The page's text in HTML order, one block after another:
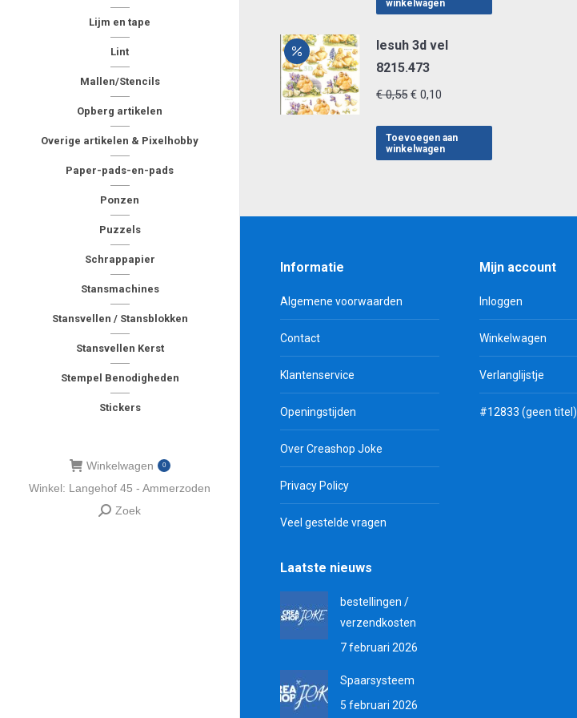
Lijm en tape
Lint
Mallen/Stencils
Opberg artikelen
Overige artikelen & Pixelhobby
Paper-pads-en-pads
Ponzen
Puzzels
Schrappapier
Stansmachines
Stansvellen / Stansblokken
Stansvellen Kerst
Stempel Benodigheden
Stickers
Winkelwagen 0
Winkel: Langehof 45 - Ammerzoden
Zoeken:
Zoek
€ 0,55.€ 0,10.
winkelwagen
lesuh 3d vel
8215.473
€0,55 Oorspronkelijke
was:
€ 0,55.
€ 0,10
is:
€ 0,10.
Toevoegen aan
winkelwagen
Informatie
Algemene voorwaarden
Contact
Klantenservice
Openingstijden
Over Creashop Joke
Privacy Policy
Veel gestelde vragen
Mijn account
Inloggen
Winkelwagen
Verlanglijstje
#12833 (geen titel)
Laatste nieuws
bestellingen /
verzendkosten
7 februari 2026
Spaarsysteem
5 februari 2026